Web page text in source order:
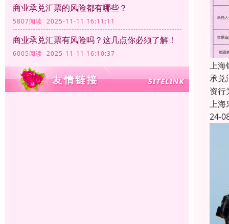
商业承兑汇票的风险都有哪些？
5807阅读 2025-11-11 16:11:11
商业承兑汇票有风险吗？这几点你必须了解！
6005阅读 2025-11-11 16:10:37
上海
承兑
资行
上海
24-